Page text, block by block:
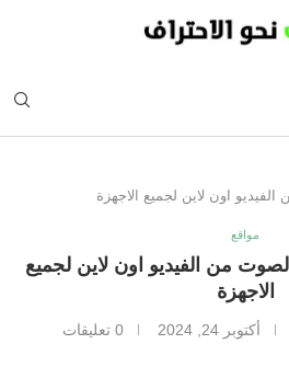
مواقع
الصوت من الفيديو اون لاين لجميع
الاجهزة
أكتوبر 24, 2024 0 تعليقات